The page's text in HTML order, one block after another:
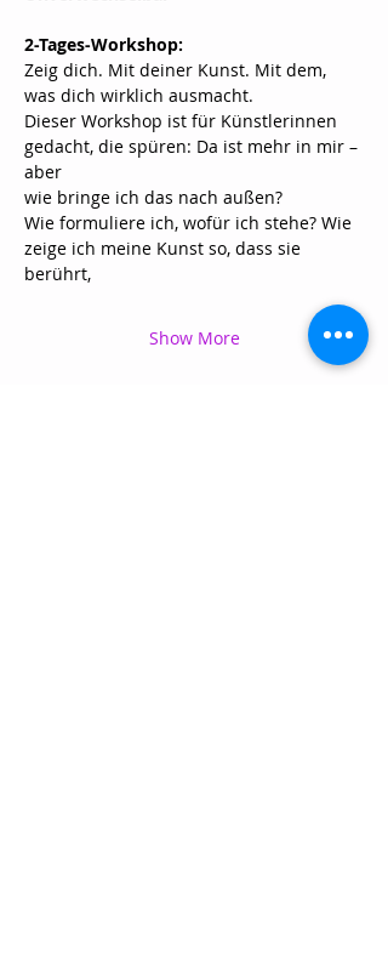
2-Tages-Workshop:
Zeig dich. Mit deiner Kunst. Mit dem,
was dich wirklich ausmacht.
Dieser Workshop ist für Künstlerinnen
gedacht, die spüren: Da ist mehr in mir –
aber
wie bringe ich das nach außen?
Wie formuliere ich, wofür ich stehe? Wie
zeige ich meine Kunst so, dass sie
berührt,
Show More